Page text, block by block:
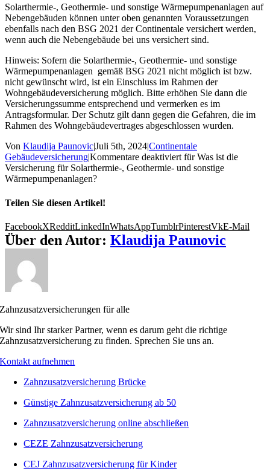
Solarthermie-, Geothermie- und sonstige Wärmepumpenanlagen auf
Nebengebäuden können unter oben genannten Voraussetzungen
ebenfalls nach den BSG 2021 der Continentale versichert werden,
wenn auch die Nebengebäude bei uns versichert sind.
Hinweis: Sofern die Solarthermie-, Geothermie- und sonstige
Wärmepumpenanlagen gemäß BSG 2021 nicht möglich ist bzw.
nicht gewünscht wird, ist ein Einschluss im Rahmen der
Wohngebäudeversicherung möglich. Bitte erhöhen Sie dann die
Versicherungssumme entsprechend und vermerken es im
Antragsformular. Der Schutz gilt dann gegen die Gefahren, die im
Rahmen des Wohngebäudevertrages abgeschlossen wurden.
Von Klaudija Paunovic|Juli 5th, 2024|Continentale
Gebäudeversicherung|Kommentare deaktiviertfür Was ist die
Versicherung für Solarthermie-, Geothermie- und sonstige
Wärmepumpenanlagen?
Teilen Sie diesen Artikel!
FacebookXRedditLinkedInWhatsAppTumblrPinterestVkE-Mail
Über den Autor: Klaudija Paunovic
Zahnzusatzversicherungen für alle
Wir sind Ihr starker Partner, wenn es darum geht die richtige
Zahnzusatzversicherung zu finden. Sprechen Sie uns an.
Kontakt aufnehmen
Zahnzusatzversicherung Brücke
Günstige Zahnzusatzversicherung ab 50
Zahnzusatzversicherung online abschließen
CEZE Zahnzusatzversicherung
CEJ Zahnzusatzversicherung für Kinder